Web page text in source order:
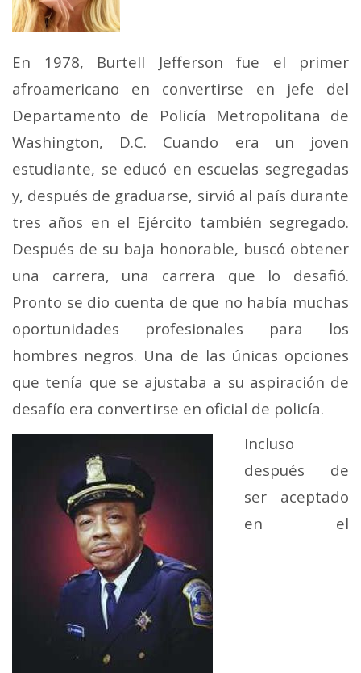
En 1978, Burtell Jefferson fue el primer
afroamericano en convertirse en jefe del
Departamento de Policía Metropolitana de
Washington, D.C. Cuando era un joven
estudiante, se educó en escuelas segregadas
y, después de graduarse, sirvió al país durante
tres años en el Ejército también segregado.
Después de su baja honorable, buscó obtener
una carrera, una carrera que lo desafió.
Pronto se dio cuenta de que no había muchas
oportunidades profesionales para los
hombres negros. Una de las únicas opciones
que tenía que se ajustaba a su aspiración de
desafío era convertirse en oficial de policía.
Incluso
después de
ser aceptado
en el